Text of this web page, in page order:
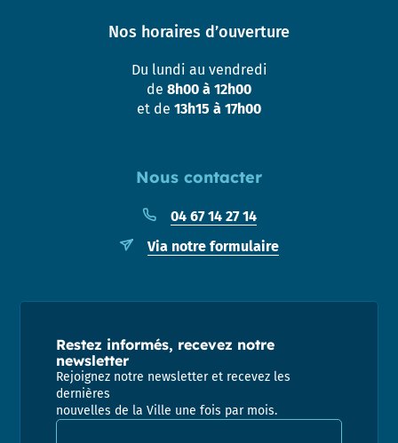
Nous contacter
04 67 14 27 14
Via notre formulaire
Nos horaires d’ouverture
Du lundi au vendredi
de 8h00 à 12h00
et de 13h15 à 17h00
Restez informés, recevez notre
newsletter
Rejoignez notre newsletter et recevez les
dernières
nouvelles de la Ville une fois par mois.
Adresse email pour la newsletter